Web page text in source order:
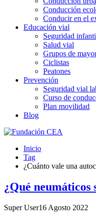
Conducción
Conducir en el
Educación vial
Seguridad
Salud vial
Grupos de
Ciclistas
Peatones
Prevención
Seguridad vial
Curso de
Plan movilidad
Blog
Inicio
Tag
¿Cuánto vale una
¿Qué neumáticos
Super User16 Agosto 2022